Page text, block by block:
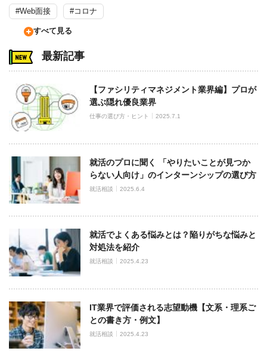
#Web面接 #コロナ
すべて見る
最新記事
【ファシリティマネジメント業界編】プロが
選ぶ隠れ優良業界
仕事の選び方・ヒント 2025.7.1
就活のプロに聞く 「やりたいことが見つか
らない人向け」のインターンシップの選び方
就活相談 2025.6.4
就活でよくある悩みとは？陥りがちな悩みと
対処法を紹介
就活相談 2025.4.23
IT業界で評価される志望動機【文系・理系ご
との書き方・例文】
就活相談 2025.4.23